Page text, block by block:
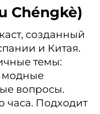
Chéngkè)
созданный
и Китая.
темы:
модные
вопросы.
часа. Подходит